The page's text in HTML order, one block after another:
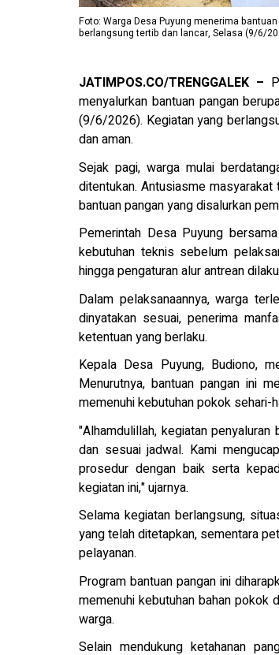
Foto: Warga Desa Puyung menerima
berlangsung tertib dan lancar, Selasa (9/6/
JATIMPOS.CO/TRENGGALEK –
menyalurkan bantuan pangan
(9/6/2026). Kegiatan yang
dan aman.
Sejak pagi, warga mulai
ditentukan. Antusiasme
bantuan pangan yang disalurkan
Pemerintah Desa Puyung
kebutuhan teknis sebelum
hingga pengaturan alur antrean
Dalam pelaksanaannya, warga
dinyatakan sesuai, penerima
ketentuan yang berlaku.
Kepala Desa Puyung, Budiono,
Menurutnya, bantuan pangan ini
memenuhi kebutuhan pokok sehari-
"Alhamdulillah, kegiatan
dan sesuai jadwal. Kami
prosedur dengan baik serta
kegiatan ini," ujarnya.
Selama kegiatan berlangsung,
yang telah ditetapkan, sementara
pelayanan.
Program bantuan pangan ini
memenuhi kebutuhan bahan pokok
warga.
Selain mendukung ketahanan